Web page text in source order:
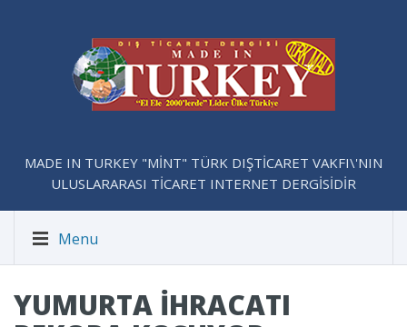
MADE IN TURKEY "MİNT" TÜRK DIŞTİCARET VAKFI\'NIN
ULUSLARARASI TİCARET INTERNET DERGİSİDİR
Menu
YUMURTA IHRACATI